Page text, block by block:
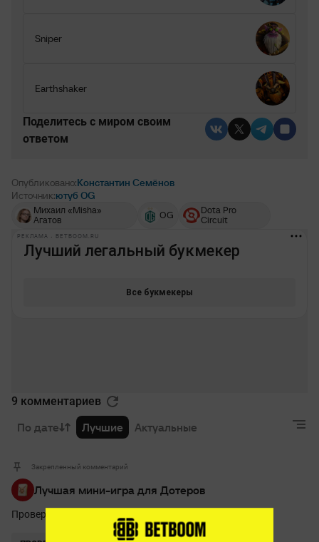
Sniper
Earthshaker
Поделитесь c миром своим
ответом
Опубликовано:Константин Семёнов
Источник:ютуб OG
Михаил «Misha»
Агатов
OG
Dota Pro
Circuit
РЕКЛАМА • BETBOOM.RU
9 комментариев
По дате Лучшие Актуальные
Закрепленный комментарий
Лучшая мини-игра для Дотеров
Проверь себя на внимательность и забирай приз!